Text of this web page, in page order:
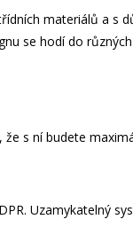
materiálů a s
se hodí do
s ní budete
Uzamykatelný